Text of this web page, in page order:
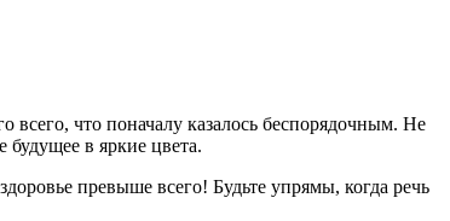
всего, что поначалу казалось беспорядочным. Не
в яркие цвета.
превыше всего! Будьте упрямы, когда речь